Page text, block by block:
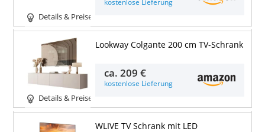
Details & Preise
kostenlose Lieferung
Details & Preise
Lookway Colgante 200 cm TV-Schrank
ca.209 €
kostenlose Lieferung
WLIVE TV Schrank mit LED